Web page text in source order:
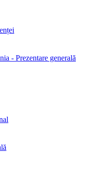
- Prezentare generală